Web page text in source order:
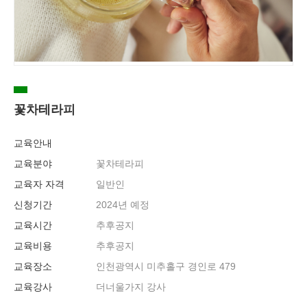
꽃차테라피
교육안내
교육분야
꽃차테라피
교육자 자격
일반인
신청기간
2024년 예정
교육시간
추후공지
교육비용
추후공지
교육장소
인천광역시 미추홀구 경인로 479
교육강사
더너울가지 강사